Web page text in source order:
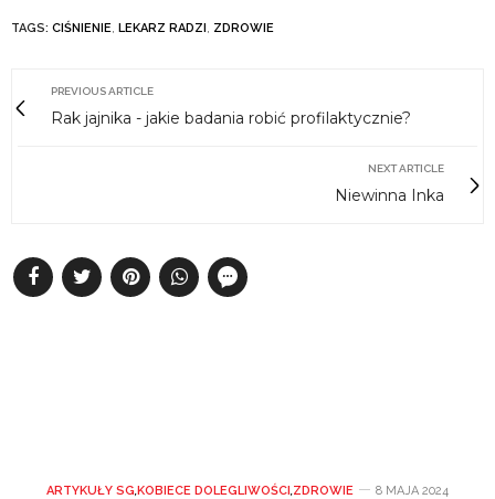
TAGS: CIŚNIENIE, LEKARZ RADZI , ZDROWIE
PREVIOUS ARTICLE
Rak jajnika - jakie badania robić profilaktycznie?
NEXT ARTICLE
Niewinna Inka
ARTYKUŁY SG,KOBIECE DOLEGLIWOŚCI ,ZDROWIE 8 MAJA 2024